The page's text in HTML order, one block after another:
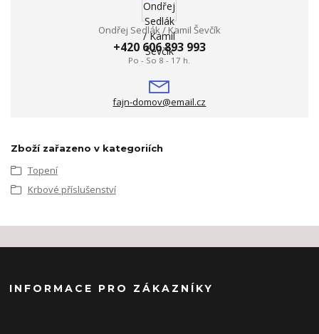
Ondřej Sedlák / Kamil Ševčík
+420 606 893 993
Po - So 8 - 17 h.
fajn-domov@email.cz
Zboží zařazeno v kategoriích
Topení
Krbové příslušenství
INFORMACE PRO ZÁKAZNÍKY